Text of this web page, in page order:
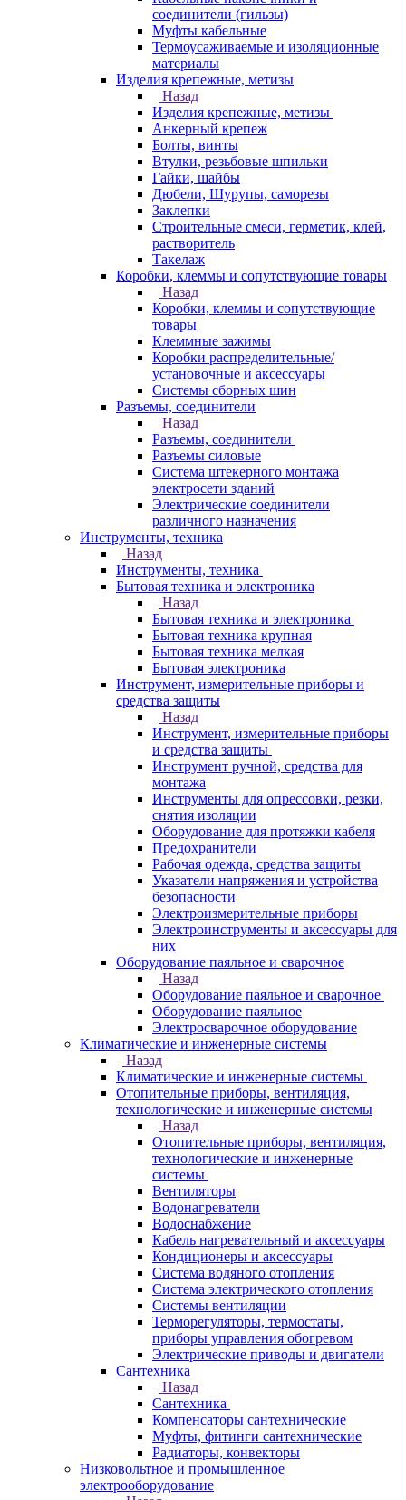
соединители (гильзы)
Муфты кабельные
Термоусаживаемые и изоляционные
материалы
Изделия крепежные, метизы
Назад
Изделия крепежные, метизы
Анкерный крепеж
Болты, винты
Втулки, резьбовые шпильки
Гайки, шайбы
Дюбели, Шурупы, саморезы
Заклепки
Строительные смеси, герметик, клей,
растворитель
Такелаж
Коробки, клеммы и сопутствующие товары
Назад
Коробки, клеммы и сопутствующие
товары
Клеммные зажимы
Коробки распределительные/
установочные и аксессуары
Системы сборных шин
Разъемы, соединители
Назад
Разъемы, соединители
Разъемы силовые
Система штекерного монтажа
электросети зданий
Электрические соединители
различного назначения
Инструменты, техника
Назад
Инструменты, техника
Бытовая техника и электроника
Назад
Бытовая техника и электроника
Бытовая техника крупная
Бытовая техника мелкая
Бытовая электроника
Инструмент, измерительные приборы и
средства защиты
Назад
Инструмент, измерительные приборы
и средства защиты
Инструмент ручной, средства для
монтажа
Инструменты для опрессовки, резки,
снятия изоляции
Оборудование для протяжки кабеля
Предохранители
Рабочая одежда, средства защиты
Указатели напряжения и устройства
безопасности
Электроизмерительные приборы
Электроинструменты и аксессуары для
них
Оборудование паяльное и сварочное
Назад
Оборудование паяльное и сварочное
Оборудование паяльное
Электросварочное оборудование
Климатические и инженерные системы
Назад
Климатические и инженерные системы
Отопительные приборы, вентиляция,
технологические и инженерные системы
Назад
Отопительные приборы, вентиляция,
технологические и инженерные
системы
Вентиляторы
Водонагреватели
Водоснабжение
Кабель нагревательный и аксессуары
Кондиционеры и аксессуары
Система водяного отопления
Система электрического отопления
Системы вентиляции
Терморегуляторы, термостаты,
приборы управления обогревом
Электрические приводы и двигатели
Сантехника
Назад
Сантехника
Компенсаторы сантехнические
Муфты, фитинги сантехнические
Радиаторы, конвекторы
Низковольтное и промышленное
электрооборудование